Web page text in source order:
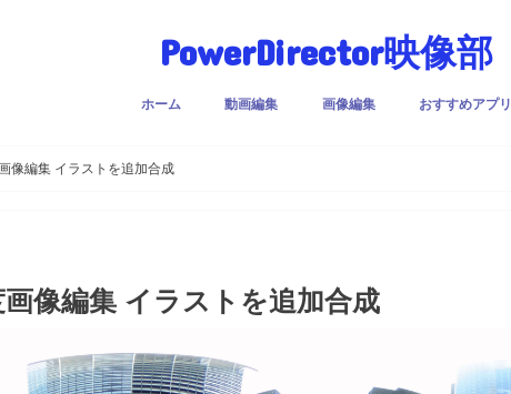
PowerDirector映像部
ホーム 動画編集 画像編集 おすすめアプリ
像編集 イラストを追加合成
画像編集 イラストを追加合成